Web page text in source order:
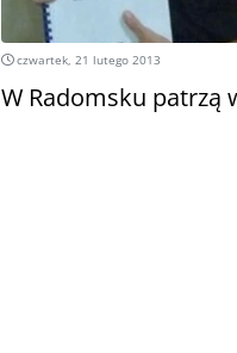
czwartek, 21 lutego 2013
W Radomsku patrzą